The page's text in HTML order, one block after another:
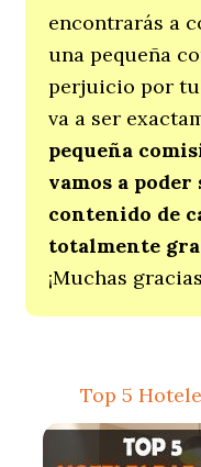
encontrarás a
una pequeña
perjuicio por
va a ser
pequeña
vamos a
contenido de
totalmente
¡Muchas
Top 5